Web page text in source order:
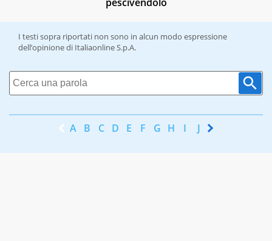
I testi sopra riportati non sono in alcun modo espressione
dell’opinione di Italiaonline S.p.A.
A B C D E F G H I J K